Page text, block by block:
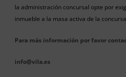
la administración concursal opte por
inmueble a la masa activa de la
Para más información por favor
info@vila.es